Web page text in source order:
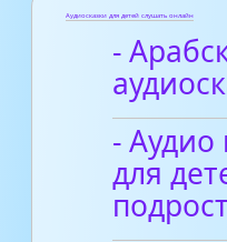
Аудиосказки для детей слушать онлайн
-
- Аудио
для